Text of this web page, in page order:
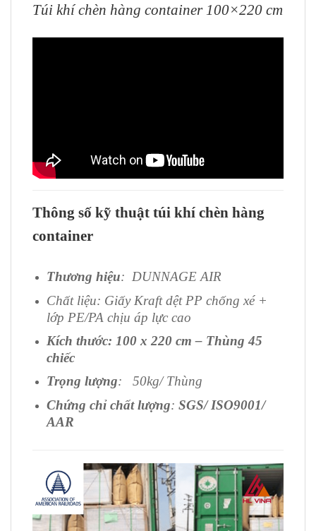
Túi khí chèn hàng container 100×220 cm
Thông số kỹ thuật túi khí chèn hàng
container
Thương hiệu: DUNNAGE AIR
Chất liệu: Giấy Kraft dệt PP chống xé +
lớp PE/PA chịu áp lực cao
Kích thước: 100 x 220 cm – Thùng 45
chiếc
Trọng lượng: 50kg/ Thùng
Chứng chỉ chất lượng:SGS/ ISO9001/
AAR